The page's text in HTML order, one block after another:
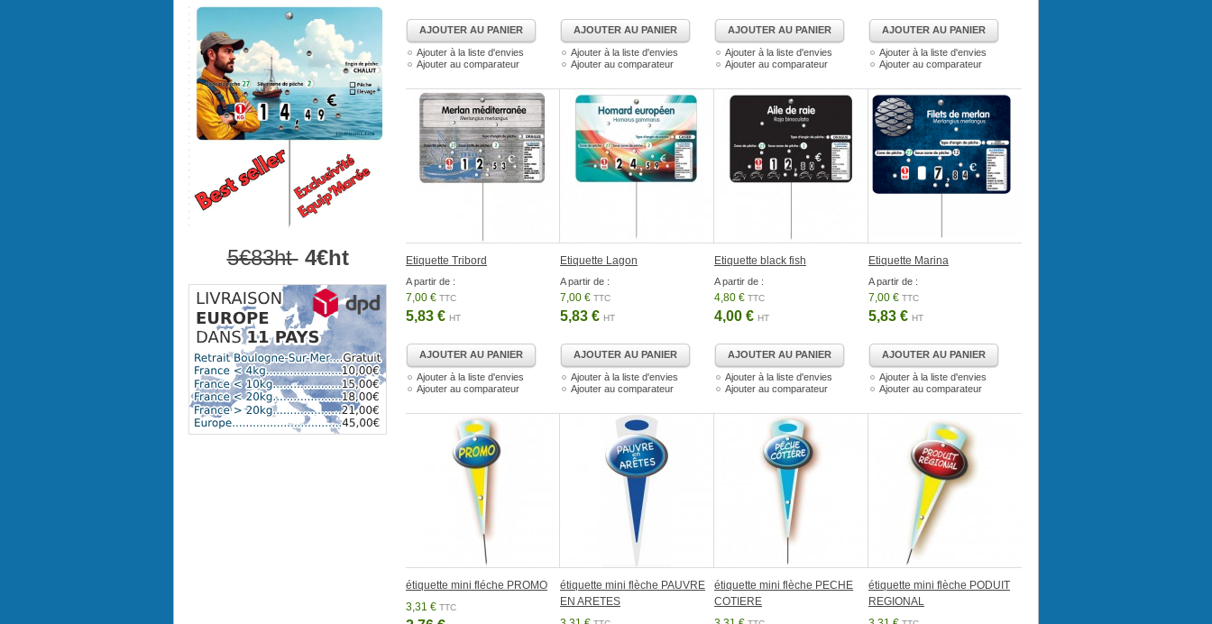
AJOUTER AU PANIER
Ajouter à la liste d'envies
Ajouter au comparateur
AJOUTER AU PANIER
Ajouter à la liste d'envies
Ajouter au comparateur
AJOUTER AU PANIER
Ajouter à la liste d'envies
Ajouter au comparateur
AJOUTER AU PANIER
Ajouter à la liste d'envies
Ajouter au comparateur
Etiquette Tribord
A partir de :
7,00 € TTC
5,83 € HT
AJOUTER AU PANIER
Ajouter à la liste d'envies
Ajouter au comparateur
Etiquette Lagon
A partir de :
7,00 € TTC
5,83 € HT
AJOUTER AU PANIER
Ajouter à la liste d'envies
Ajouter au comparateur
Etiquette black fish
A partir de :
4,80 € TTC
4,00 € HT
AJOUTER AU PANIER
Ajouter à la liste d'envies
Ajouter au comparateur
Etiquette Marina
A partir de :
7,00 € TTC
5,83 € HT
AJOUTER AU PANIER
Ajouter à la liste d'envies
Ajouter au comparateur
étiquette mini fléche PROMO
3,31 € TTC
étiquette mini flèche PAUVRE
EN ARETES
étiquette mini flèche PECHE
COTIERE
étiquette mini flèche PODUIT
REGIONAL
5€83ht4€ht